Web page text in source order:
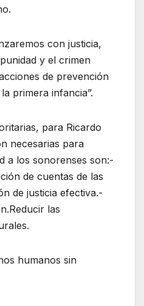
con justicia,
y el crimen
de prevención
primera infancia”.
para Ricardo
necesarias para
a los sonorenses son:-
de cuentas de las
de justicia efectiva.-
las
humanos sin